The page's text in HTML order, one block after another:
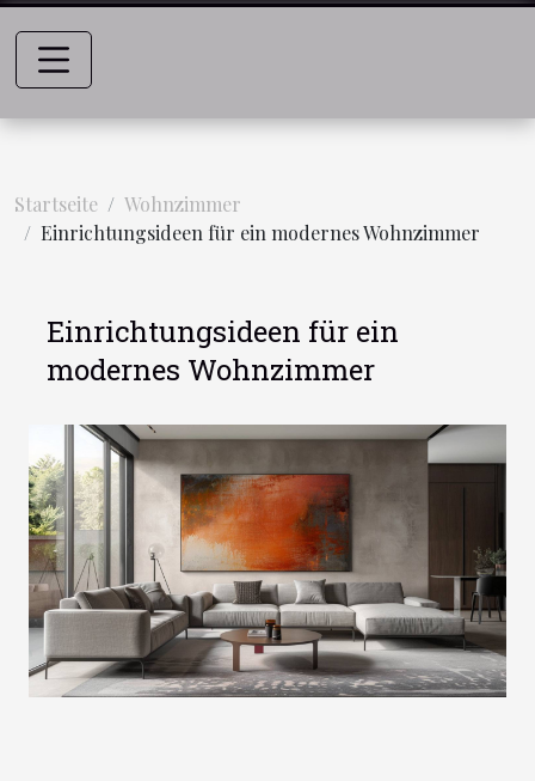
Startseite
Wohnzimmer
Einrichtungsideen für ein modernes Wohnzimmer
Einrichtungsideen für ein
modernes Wohnzimmer